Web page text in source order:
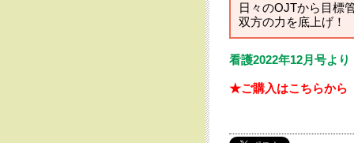
日々のOJTから目標
双方の力を底上げ！
看護2022年12月号より
★ご購入はこちらから